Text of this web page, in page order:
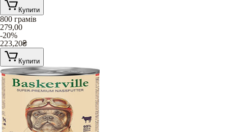
Купити
800 грамів
279,00
-20%
223,20₴
Купити